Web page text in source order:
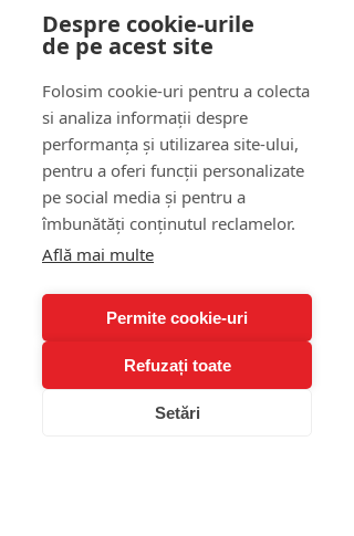
Despre cookie-urile
de pe acest site
Folosim cookie-uri pentru a colecta
si analiza informații despre
performanța și utilizarea site-ului,
pentru a oferi funcții personalizate
pe social media și pentru a
îmbunătăți conținutul reclamelor.
Află mai multe
Permite cookie-uri
Refuzați toate
Setări
gândurile, emoțiile și viața.
Întrebări frecvente
despre terapia cognitiv-
comportamentală
(FAQ)
1. Cât durează terapia
cognitiv-comportamentală?
Durata variază în funcție de
obiectivele terapeutice și de
intensitatea problemelor. În
general, un proces de TCC durează
între 10 și 20 de ședințe, dar uneori